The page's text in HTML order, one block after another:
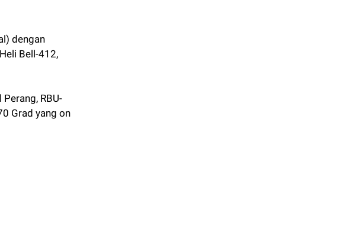
dengan
Bell-412,
RBU-
Grad yang on